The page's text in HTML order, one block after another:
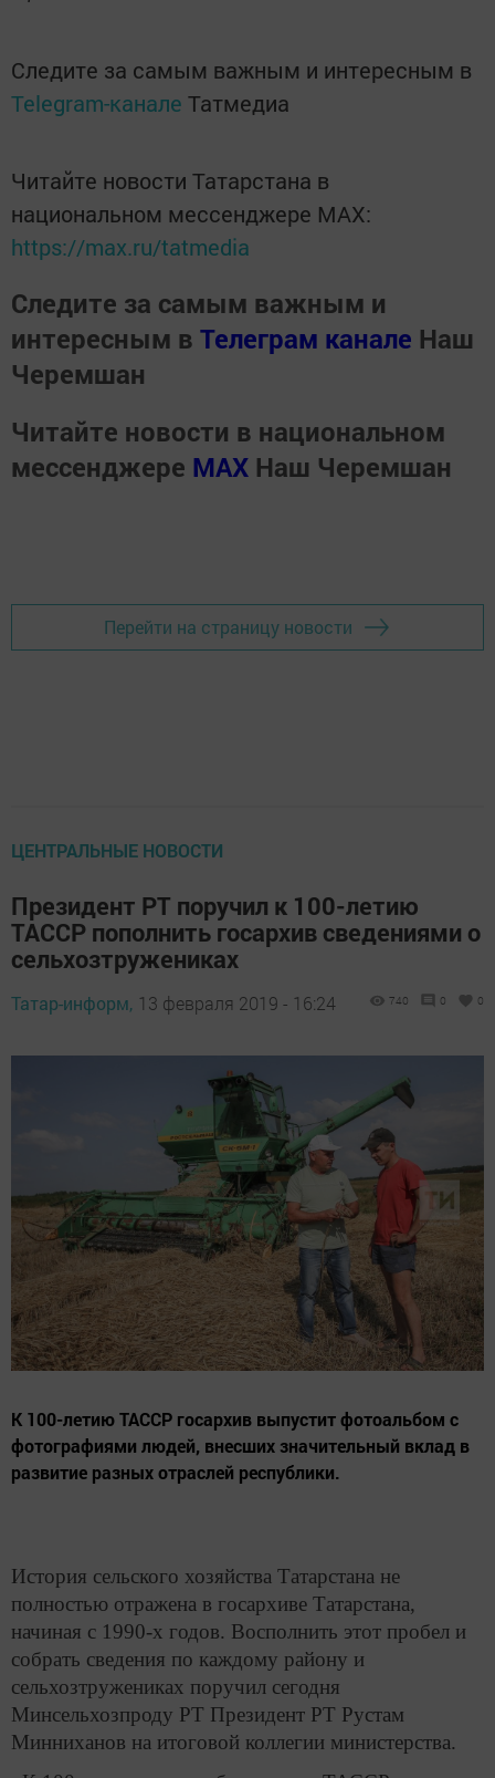
Следите за самым важным и интересным в
Telegram-канале Татмедиа
Читайте новости Татарстана в
национальном мессенджере MАХ:
https://max.ru/tatmedia
Следите за самым важным и
интересным в Телеграм канале Наш
Черемшан
Читайте новости в национальном
мессенджере MАХ Наш Черемшан
Перейти на страницу новости
ЦЕНТРАЛЬНЫЕ НОВОСТИ
Президент РТ поручил к 100-летию
ТАССР пополнить госархив сведениями о
сельхозтружениках
Татар-информ, 13 февраля 2019 - 16:24 740 0 0
К 100-летию ТАССР госархив выпустит фотоальбом с
фотографиями людей, внесших значительный вклад в
развитие разных отраслей республики.
История сельского хозяйства Татарстана не
полностью отражена в госархиве Татарстана,
начиная с 1990-х годов. Восполнить этот пробел и
собрать сведения по каждому району и
сельхозтружениках поручил сегодня
Минсельхозпроду РТ Президент РТ Рустам
Минниханов на итоговой коллегии министерства.